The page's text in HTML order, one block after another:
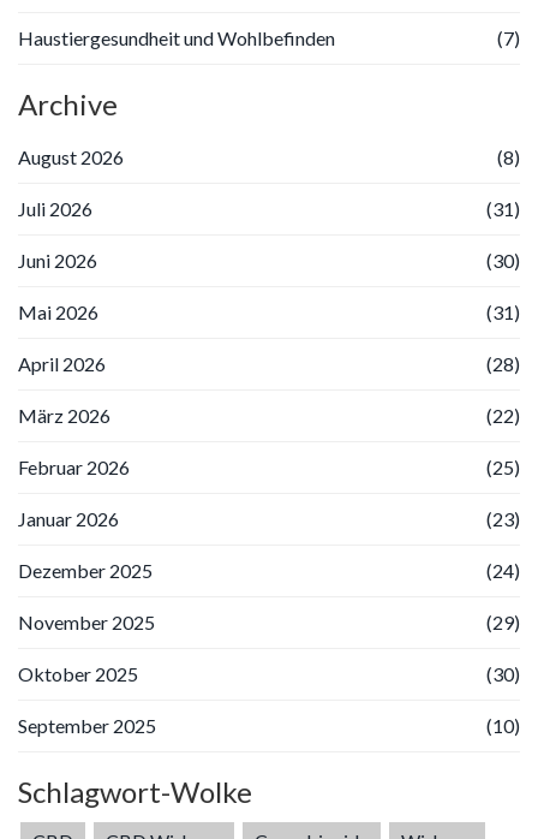
Haustiergesundheit und Wohlbefinden (7)
Archive
August 2026 (8)
Juli 2026 (31)
Juni 2026 (30)
Mai 2026 (31)
April 2026 (28)
März 2026 (22)
Februar 2026 (25)
Januar 2026 (23)
Dezember 2025 (24)
November 2025 (29)
Oktober 2025 (30)
September 2025 (10)
Schlagwort-Wolke